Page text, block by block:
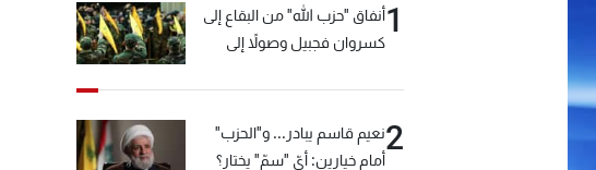
1أنفاق "حزب الله" من البقاع إلى
كسروان فجبيل وصولاً إلى
2نعيم قاسم يبادر... و"الحزب"
أمام خيارين: أيّ "سمّ" يختار؟